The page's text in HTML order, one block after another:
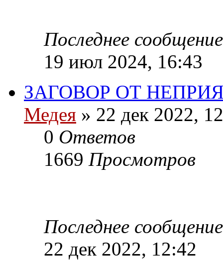
Последнее сообщение
19 июл 2024, 16:43
ЗАГОВОР ОТ
Медея » 22 дек 2022,
0 Ответов
1669 Просмотров
Последнее сообщение
22 дек 2022, 12:42